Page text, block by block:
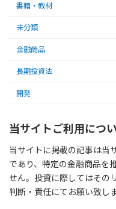
書籍・教材
未分類
金融商品
長期投資法
開発
当サイトご利用につ
当サイトに掲載の記事は当
であり、特定の金融商品を
せん。投資に際してはその
判断・責任にてお願い致しま